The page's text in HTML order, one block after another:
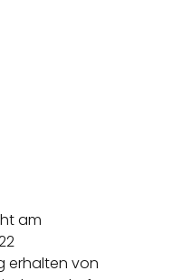
am
erhalten von